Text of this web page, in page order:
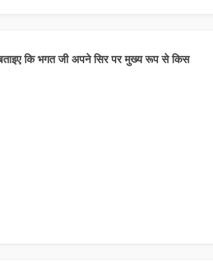
कि भगत जी अपने सिर पर मुख्य रूप से किस